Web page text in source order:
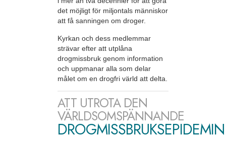
det möjligt för miljontals människor
att få sanningen om droger.
Kyrkan och dess medlemmar
strävar efter att utplåna
drogmissbruk genom information
och uppmanar alla som delar
målet om en drogfri värld att delta.
ATT UTROTA DEN
VÄRLDSOMSPÄNNANDE
DROGMISSBRUKSEPIDEMIN